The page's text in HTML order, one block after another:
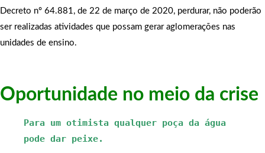
Decreto nº 64.881, de 22 de março de 2020, perdurar, não poderão
ser realizadas atividades que possam gerar aglomerações nas
unidades de ensino.
Oportunidade no meio da crise
Para um otimista qualquer poça da água
pode dar peixe.